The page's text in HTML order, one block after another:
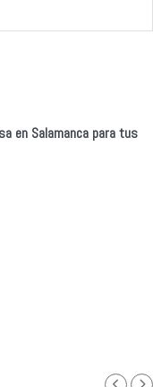
en Salamanca para tus